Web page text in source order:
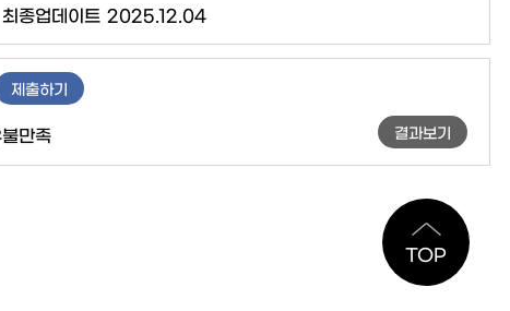
최종업데이트 2025.12.04
만족
제출하기
결과보기
TOP